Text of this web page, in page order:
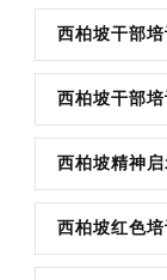
西柏坡干部培
西柏坡干部
西柏坡精神启
西柏坡红色培